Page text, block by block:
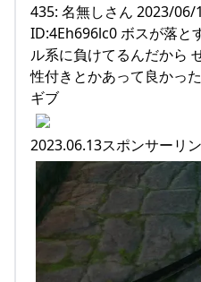
435: 名無しさん 2023/06/
ID:4Eh696lc0 ボスが落と
ル系に負けてるんだから
性付きとかあって良かっ
ギブ
2023.06.13スポンサーリ